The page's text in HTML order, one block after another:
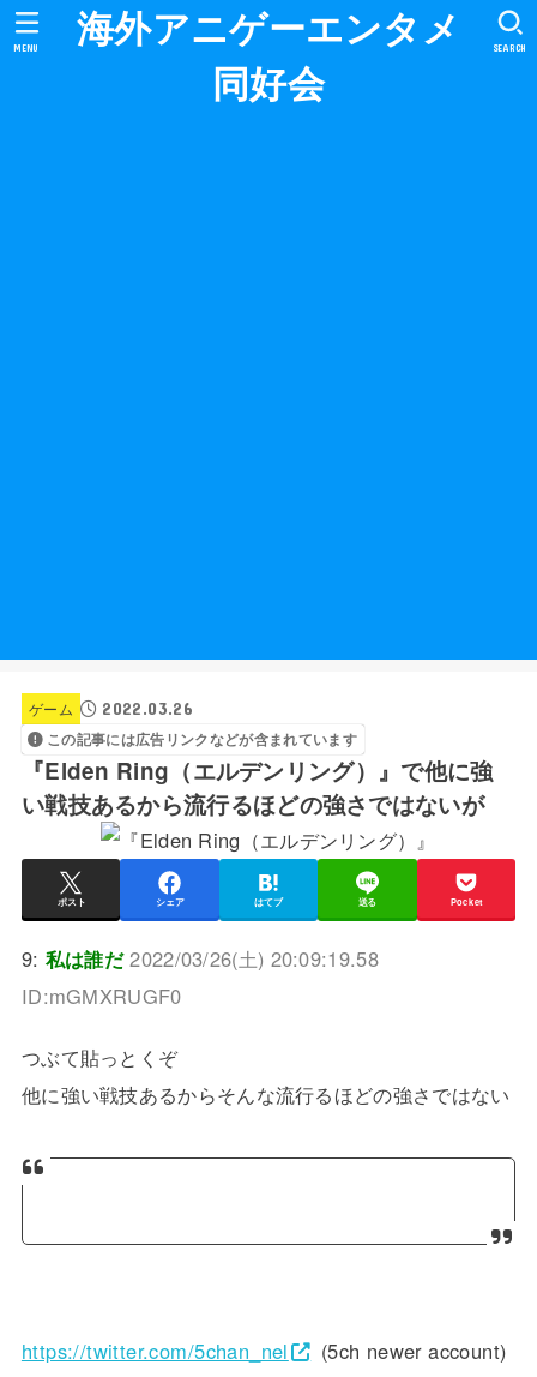
海外アニゲーエンタメ
同好会
SEARCH
MENU
ゲーム
2022.03.26
この記事には広告リンクなどが含まれています
『Elden Ring（エルデンリング）』で他に強
い戦技あるから流行るほどの強さではないが
ポスト シェア はてブ 送る Pocket
9: 私は誰だ 2022/03/26(土) 20:09:19.58
ID:mGMXRUGF0
つぶて貼っとくぞ
他に強い戦技あるからそんな流行るほどの強さではない
https://twitter.com/5chan_nel (5ch newer account)